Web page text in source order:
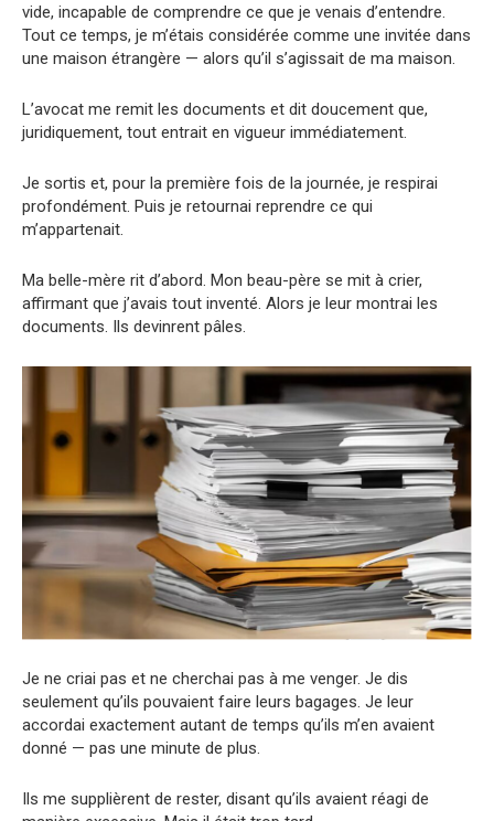
vide, incapable de comprendre ce que je venais d’entendre.
Tout ce temps, je m’étais considérée comme une invitée dans
une maison étrangère — alors qu’il s’agissait de ma maison.
L’avocat me remit les documents et dit doucement que,
juridiquement, tout entrait en vigueur immédiatement.
Je sortis et, pour la première fois de la journée, je respirai
profondément. Puis je retournai reprendre ce qui
m’appartenait.
Ma belle-mère rit d’abord. Mon beau-père se mit à crier,
affirmant que j’avais tout inventé. Alors je leur montrai les
documents. Ils devinrent pâles.
Je ne criai pas et ne cherchai pas à me venger. Je dis
seulement qu’ils pouvaient faire leurs bagages. Je leur
accordai exactement autant de temps qu’ils m’en avaient
donné — pas une minute de plus.
Ils me supplièrent de rester, disant qu’ils avaient réagi de